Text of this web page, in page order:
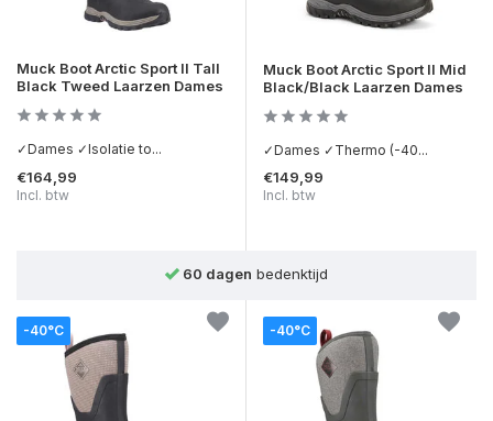
Muck Boot Arctic Sport II Tall
Black Tweed Laarzen Dames
✓Dames ✓Isolatie to...
€164,99
Incl. btw
Muck Boot Arctic Sport II Mid
Black/Black Laarzen Dames
✓Dames ✓Thermo (-40...
€149,99
Incl. btw
60 dagen bedenktijd
-40°C -40°C